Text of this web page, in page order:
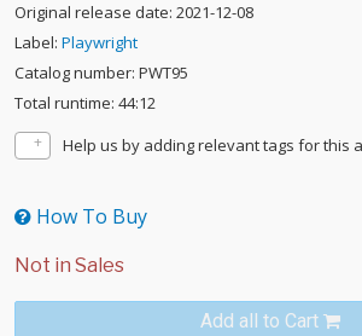
Original release date: 2021-12-08
Label: Playwright
Catalog number: PWT95
Total runtime: 44:12
Help us by adding relevant tags for this
How To Buy
Add all to Cart